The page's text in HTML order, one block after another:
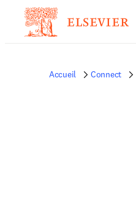
Accueil Connect